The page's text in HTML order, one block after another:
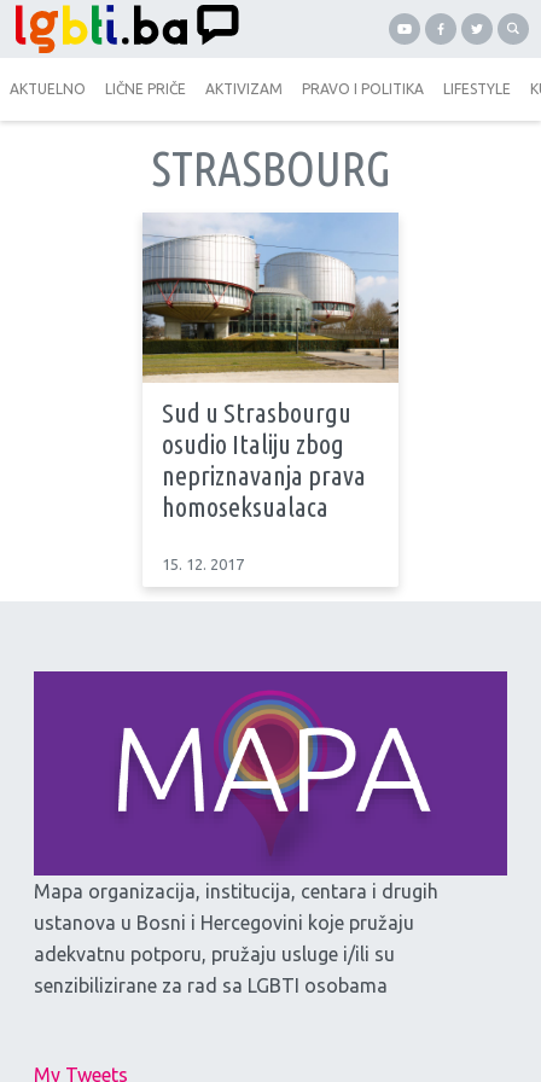
AKTUELNO LIČNE PRIČE AKTIVIZAM PRAVO I POLITIKA LIFESTYLE
STRASBOURG
Sud u Strasbourgu
osudio Italiju zbog
nepriznavanja prava
homoseksualaca
15. 12. 2017
Mapa organizacija, institucija, centara i drugih
ustanova u Bosni i Hercegovini koje pružaju
adekvatnu potporu, pružaju usluge i/ili su
senzibilizirane za rad sa LGBTI osobama
My Tweets